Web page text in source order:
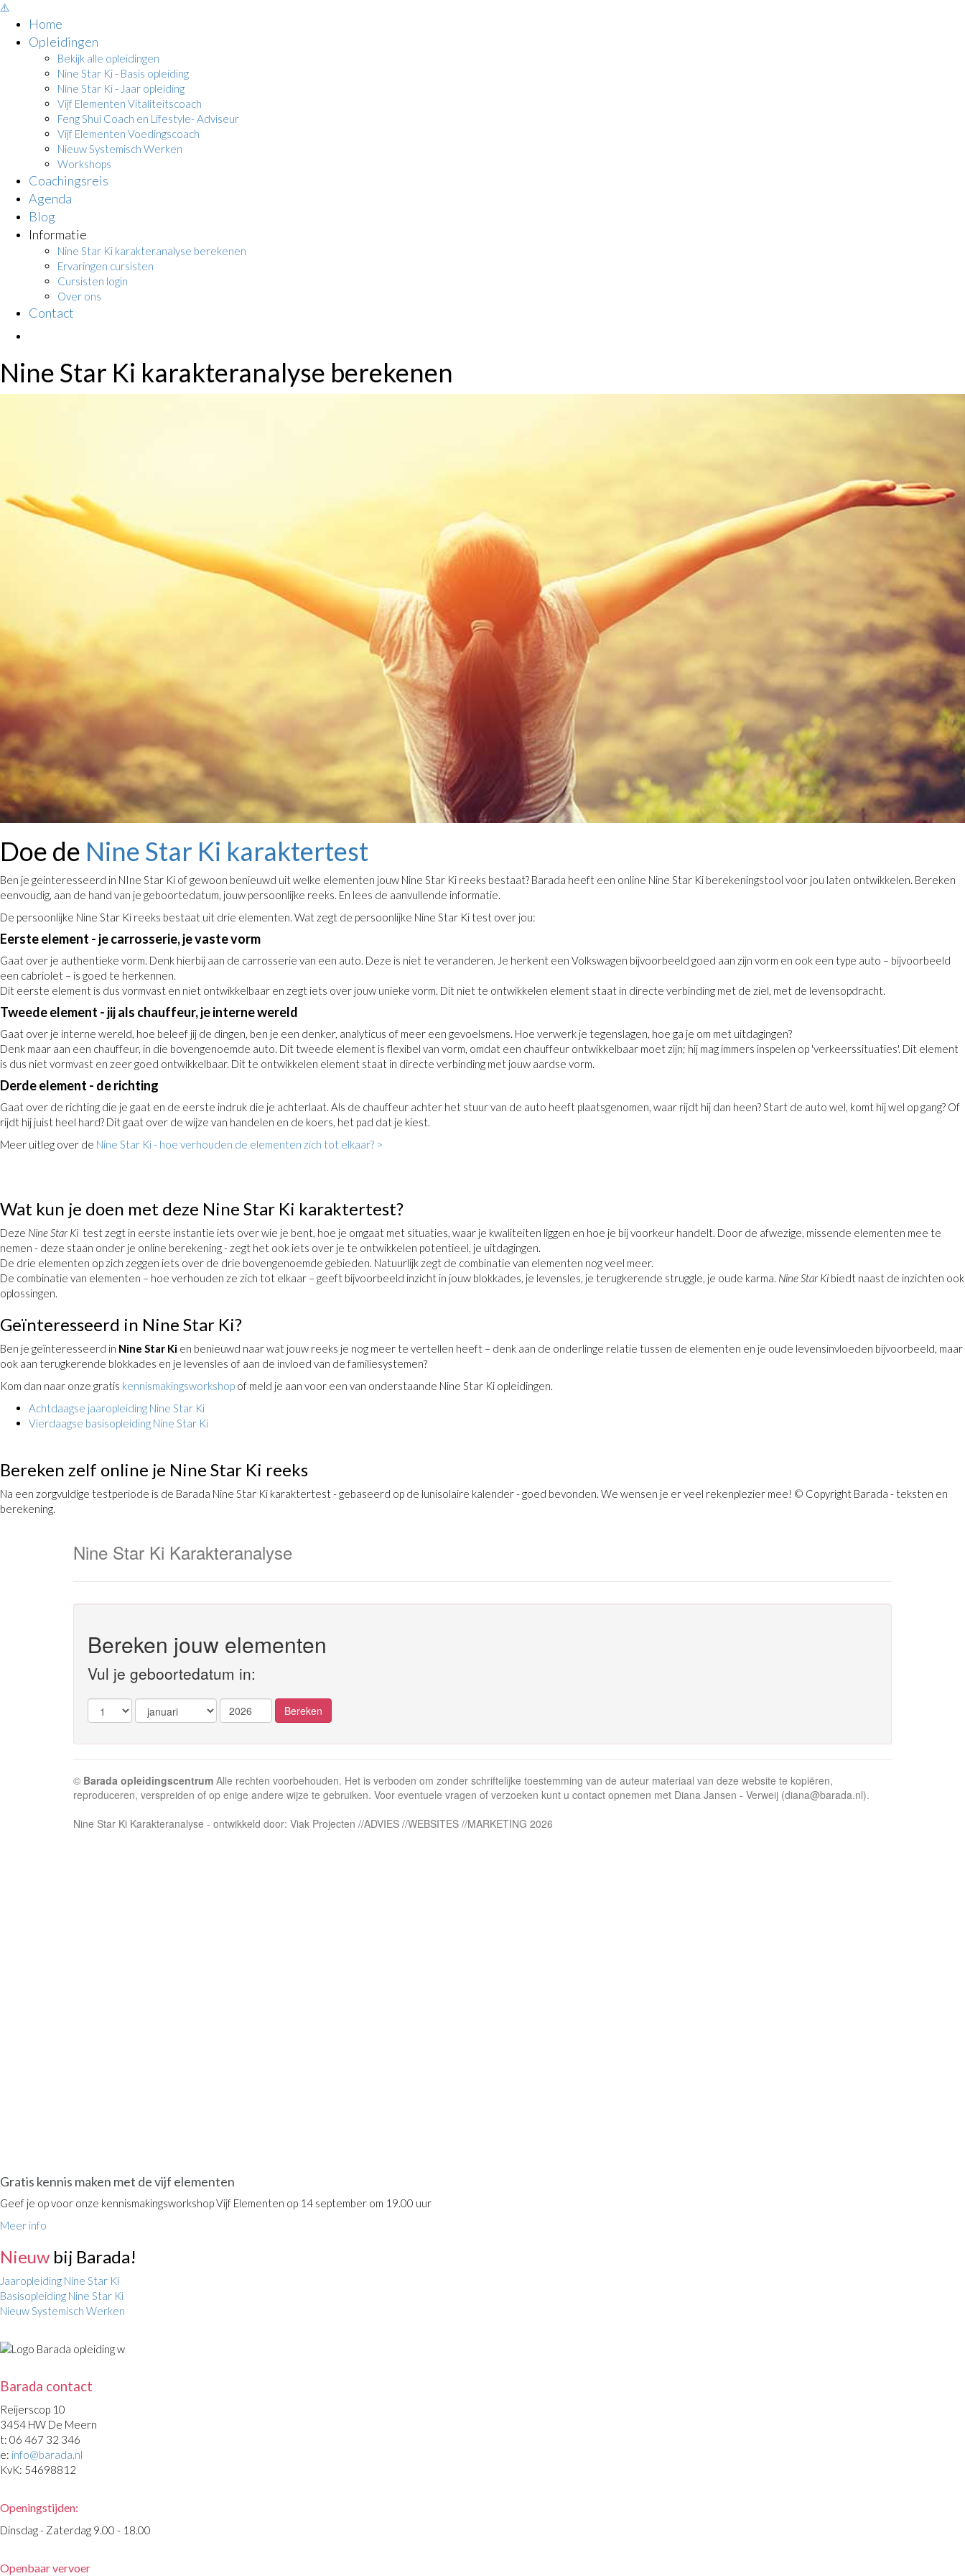
Home
Opleidingen
Bekijk alle opleidingen
Nine Star Ki - Basis opleiding
Nine Star Ki - Jaar opleiding
Vijf Elementen Vitaliteitscoach
Feng Shui Coach en Lifestyle- Adviseur
Vijf Elementen Voedingscoach
Nieuw Systemisch Werken
Workshops
Coachingsreis
Agenda
Blog
Informatie
Nine Star Ki karakteranalyse berekenen
Ervaringen cursisten
Cursisten login
Over ons
Contact
Nine Star Ki karakteranalyse berekenen
Doe de Nine Star Ki karaktertest
Ben je geinteresseerd in NIne Star Ki of gewoon benieuwd uit welke elementen jouw Nine Star Ki reeks bestaat? Barada heeft een online Nine Star Ki berekeningstool voor jou laten ontwikkelen. Bereken
eenvoudig, aan de hand van je geboortedatum, jouw persoonlijke reeks. En lees de aanvullende informatie.
De persoonlijke Nine Star Ki reeks bestaat uit drie elementen. Wat zegt de persoonlijke Nine Star Ki test over jou:
Eerste element - je carrosserie, je vaste vorm
Gaat over je authentieke vorm. Denk hierbij aan de carrosserie van een auto. Deze is niet te veranderen. Je herkent een Volkswagen bijvoorbeeld goed aan zijn vorm en ook een type auto – bijvoorbeeld
een cabriolet – is goed te herkennen.
Dit eerste element is dus vormvast en niet ontwikkelbaar en zegt iets over jouw unieke vorm. Dit niet te ontwikkelen element staat in directe verbinding met de ziel, met de levensopdracht.
Tweede element - jij als chauffeur, je interne wereld
Gaat over je interne wereld, hoe beleef jij de dingen, ben je een denker, analyticus of meer een gevoelsmens. Hoe verwerk je tegenslagen, hoe ga je om met uitdagingen?
Denk maar aan een chauffeur, in die bovengenoemde auto. Dit tweede element is flexibel van vorm, omdat een chauffeur ontwikkelbaar moet zijn; hij mag immers inspelen op 'verkeerssituaties'. Dit element
is dus niet vormvast en zeer goed ontwikkelbaar. Dit te ontwikkelen element staat in directe verbinding met jouw aardse vorm.
Derde element - de richting
Gaat over de richting die je gaat en de eerste indruk die je achterlaat. Als de chauffeur achter het stuur van de auto heeft plaatsgenomen, waar rijdt hij dan heen? Start de auto wel, komt hij wel op gang? Of
rijdt hij juist heel hard? Dit gaat over de wijze van handelen en de koers, het pad dat je kiest.
Meer uitleg over de Nine Star Ki - hoe verhouden de elementen zich tot elkaar? >
Wat kun je doen met deze Nine Star Ki karaktertest?
Deze Nine Star Ki test zegt in eerste instantie iets over wie je bent, hoe je omgaat met situaties, waar je kwaliteiten liggen en hoe je bij voorkeur handelt. Door de afwezige, missende elementen mee te
nemen - deze staan onder je online berekening - zegt het ook iets over je te ontwikkelen potentieel, je uitdagingen.
De drie elementen op zich zeggen iets over de drie bovengenoemde gebieden. Natuurlijk zegt de combinatie van elementen nog veel meer.
De combinatie van elementen – hoe verhouden ze zich tot elkaar – geeft bijvoorbeeld inzicht in jouw blokkades, je levensles, je terugkerende struggle, je oude karma. Nine Star Ki biedt naast de inzichten ook
oplossingen.
Geïnteresseerd in Nine Star Ki?
Ben je geïnteresseerd in Nine Star Ki en benieuwd naar wat jouw reeks je nog meer te vertellen heeft – denk aan de onderlinge relatie tussen de elementen en je oude levensinvloeden bijvoorbeeld, maar
ook aan terugkerende blokkades en je levensles of aan de invloed van de familiesystemen?
Kom dan naar onze gratis kennismakingsworkshop of meld je aan voor een van onderstaande Nine Star Ki opleidingen.
Achtdaagse jaaropleiding Nine Star Ki
Vierdaagse basisopleiding Nine Star Ki
Bereken zelf online je Nine Star Ki reeks
Na een zorgvuldige testperiode is de Barada Nine Star Ki karaktertest - gebaseerd op de lunisolaire kalender - goed bevonden. We wensen je er veel rekenplezier mee! © Copyright Barada - teksten en
berekening.
Gratis kennis maken met de vijf elementen
Geef je op voor onze kennismakingsworkshop Vijf Elementen op 14 september om 19.00 uur
Meer info
Nieuw bij Barada!
Jaaropleiding Nine Star Ki
Basisopleiding Nine Star Ki
Nieuw Systemisch Werken
Barada contact
Reijerscop 10
3454 HW De Meern
t: 06 467 32 346
e: info@barada.nl
KvK: 54698812
Openingstijden:
Dinsdag - Zaterdag 9.00 - 18.00
Openbaar vervoer